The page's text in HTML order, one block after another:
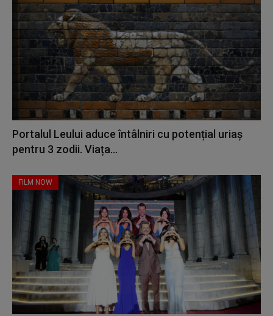
Portalul Leului aduce întâlniri cu potențial uriaș
pentru 3 zodii. Viața...
FILM NOW